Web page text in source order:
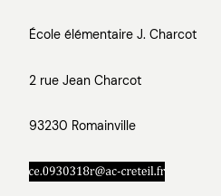
École élémentaire J. Charcot
2 rue Jean Charcot
93230 Romainville